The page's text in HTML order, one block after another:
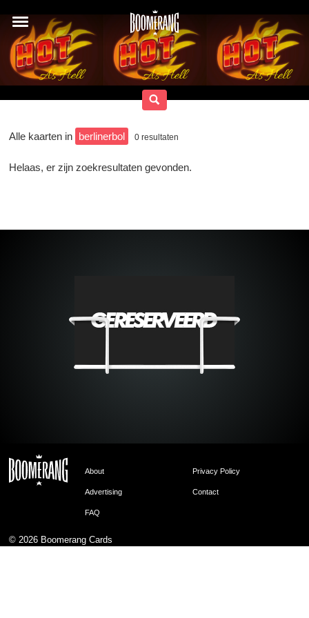
Alle kaarten in berlinerbol 0 resultaten
Helaas, er zijn zoekresultaten gevonden.
About Privacy Policy
Advertising Contact
FAQ
© 2026 Boomerang Cards